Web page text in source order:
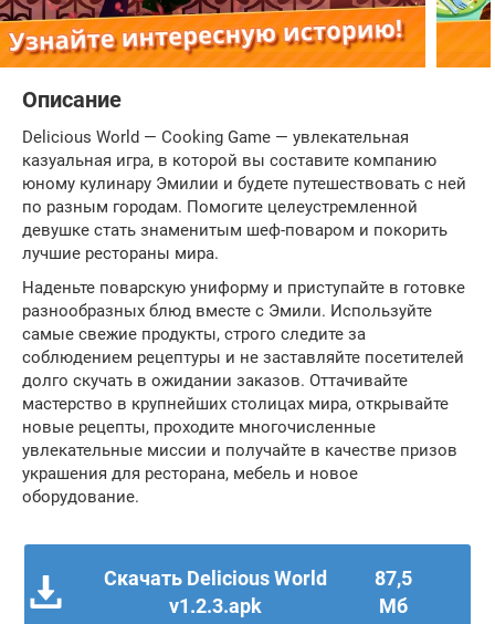
Описание
Delicious World — Cooking Game — увлекательная
казуальная игра, в которой вы составите компанию
юному кулинару Эмилии и будете путешествовать с ней
по разным городам. Помогите целеустремленной
девушке стать знаменитым шеф-поваром и покорить
лучшие рестораны мира.
Наденьте поварскую униформу и приступайте в готовке
разнообразных блюд вместе с Эмили. Используйте
самые свежие продукты, строго следите за
соблюдением рецептуры и не заставляйте посетителей
долго скучать в ожидании заказов. Оттачивайте
мастерство в крупнейших столицах мира, открывайте
новые рецепты, проходите многочисленные
увлекательные миссии и получайте в качестве призов
украшения для ресторана, мебель и новое
оборудование.
Скачать Delicious World
v1.2.3.apk
87,5
Мб